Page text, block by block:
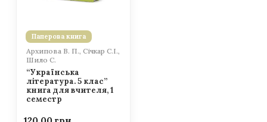
Паперова книга
Архипова В. П., Січкар С.І.,
Шило С.
“Українська
література. 5 клас”
книга для вчителя, 1
семестр